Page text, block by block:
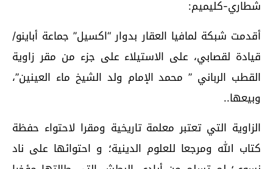
شطاري-كليميم:
أقدمت شبكة لمافيا العقار بدوار “اكسيل” جماعة أباينو/
قيادة لقصابي، على الاستيلاء على جزء من مقر زاوية
القطب الرباني ” محمد الإمام ولد الشيخ ماء العينين”،
وبيعها..
الزاوية التي تعتبر معلمة تاريخية ومقرا لاحتواء حفظة
كتاب الله ومرجعا للعلوم الدينية؛ و احتوائها على ناد